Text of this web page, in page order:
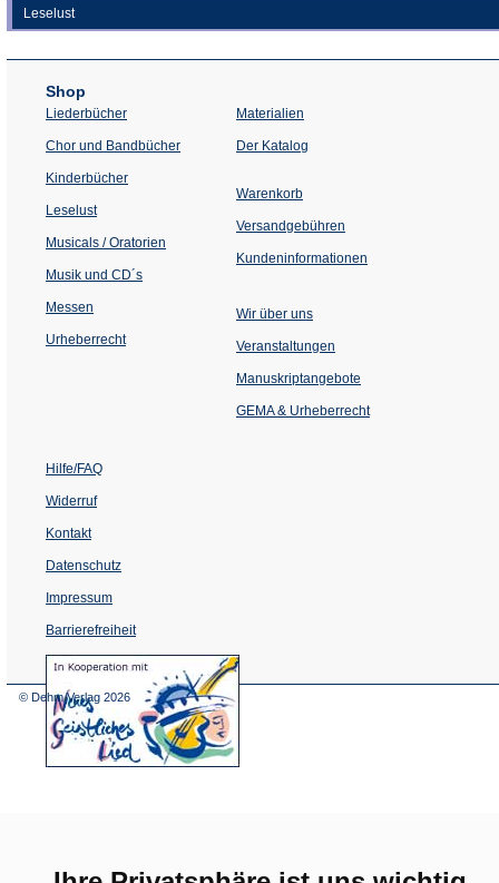
Leselust
Shop
Liederbücher
Chor und Bandbücher
Kinderbücher
Leselust
Musicals / Oratorien
Musik und CD´s
Messen
Urheberrecht
Materialien
Der Katalog
Warenkorb
Versandgebühren
Kundeninformationen
Wir über uns
Veranstaltungen
einem
Tab)
Manuskriptangebote
GEMA & Urheberrecht
Hilfe/FAQ
Widerruf
Kontakt
Datenschutz
Impressum
Barrierefreiheit
(Öffnet
in
© Dehm Verlag 2026